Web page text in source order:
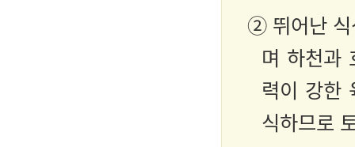
② 뛰어난 식
며 하천과
력이 강한
식하므로